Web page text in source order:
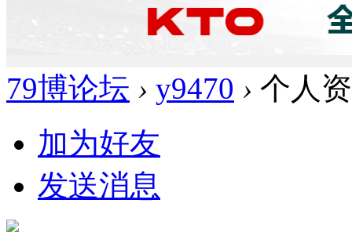
79博论坛 › y9470 › 个人
加为好友
发送消息